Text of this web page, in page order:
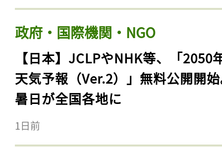
政府・国際機関・NGO
【日本】JCLPやNHK等、「2050
天気予報（Ver.2）」無料公開開
暑日が全国各地に
1日前